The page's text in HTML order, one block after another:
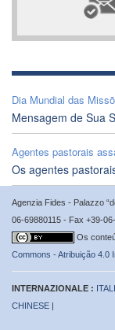
Dia Mundial das
Mensagem de Sua
Agentes pastorais
Os agentes
Agenzia Fides - Palazzo
06-69880115 - Fax +39-
Os
Commons - Atribuição 4.0
INTERNAZIONALE :
CHINESE |